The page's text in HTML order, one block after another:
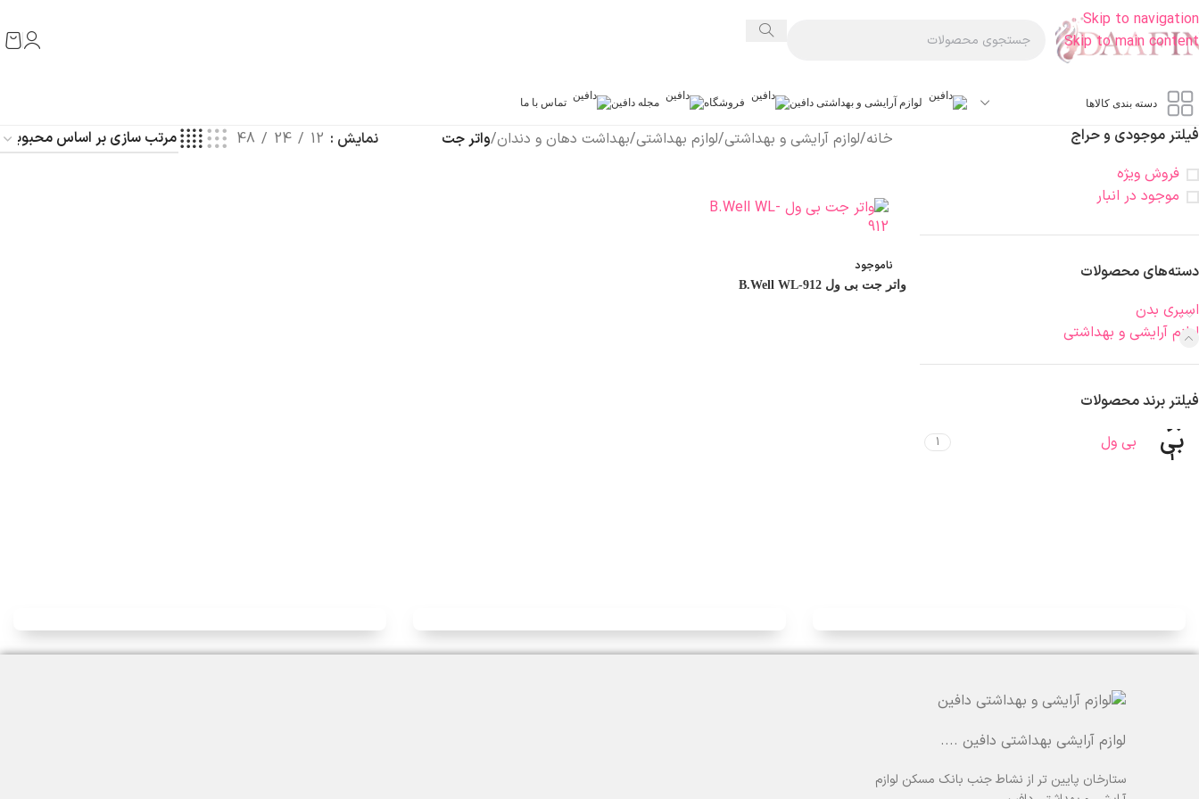
Skip to navigation
Skip to main content
دسته بندی کالاها لوازم آرایشی و بهداشتی دافین فروشگاه مجله دافین تماس با ما
فیلتر موجودی و حراج
فروش ویژه
موجود در انبار
دسته‌های محصولات
اسپری بدن
لوازم آرایشی و بهداشتی
فیلتر برند محصولات
بی ول
1
خانه/لوازم آرایشی و بهداشتی/لوازم بهداشتی/بهداشت دهان و دندان/واتر جت نمایش 12
24
48
ناموجود
واتر جت بی ول B.Well WL-912
لوازم آرایشی بهداشتی دافین ....
ستارخان پایین تر از نشاط جنب بانک مسکن لوازم